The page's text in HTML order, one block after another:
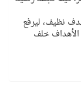
نظيف، ليرفع
الأهداف خلف